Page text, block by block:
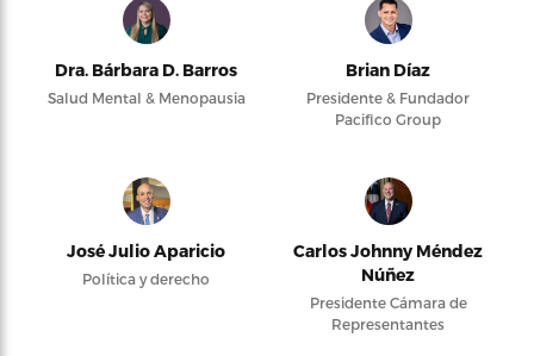
Dra. Bárbara D. Barros
Salud Mental & Menopausia
Brian Díaz
Presidente & Fundador
Pacifico Group
José Julio Aparicio
Política y derecho
Carlos Johnny Méndez
Núñez
Presidente Cámara de
Representantes